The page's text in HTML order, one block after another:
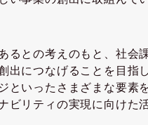
るとの考えのもと、社会
出につなげることを目指
といったさまざまな要素
ビリティの実現に向けた